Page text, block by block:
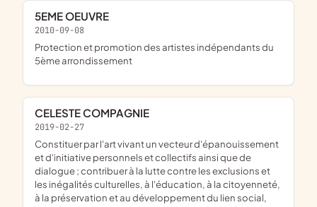
5EME OEUVRE
2010-09-08
protection et promotion des artistes indépendants du
5ème arrondissement
CELESTE COMPAGNIE
2019-02-27
constituer par l'art vivant un vecteur d'épanouissement
et d'initiative personnels et collectifs ainsi que de
dialogue ; contribuer à la lutte contre les exclusions et
les inégalités culturelles, à l'éducation, à la citoyenneté,
à la préservation et au développement du lien social,